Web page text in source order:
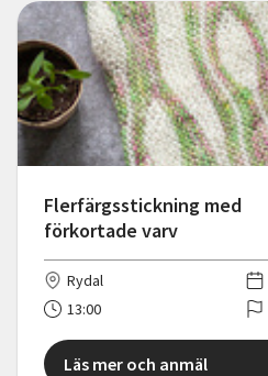
Flerfärgsstickning med
förkortade varv
Rydal
13:00
Läs mer och anmäl